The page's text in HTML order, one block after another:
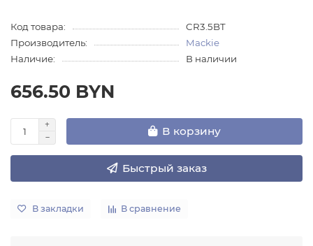
Код товара:
CR3.5BT
Производитель:
Mackie
Наличие:
В наличии
656.50 BYN
В корзину
Быстрый заказ
В закладки В сравнение